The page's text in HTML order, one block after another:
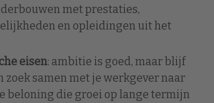
met prestaties,
en opleidingen uit het
eisen: ambitie is goed, maar blijf
zoek samen met je werkgever naar
beloning die groei op lange termijn